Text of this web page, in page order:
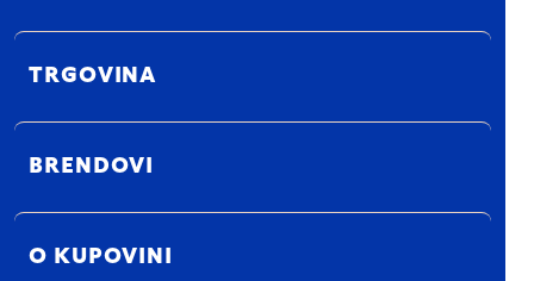
TRGOVINA
BRENDOVI
O KUPOVINI